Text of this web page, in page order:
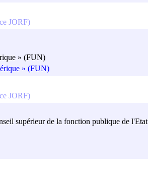
» (FUN)
» (FUN)
JORF)
supérieur de la fonction publique de l'Etat
JORF)